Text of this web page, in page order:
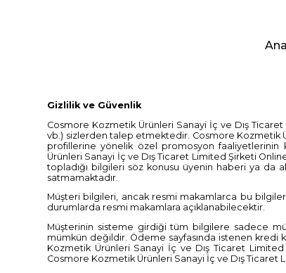
Gizlilik ve Güvenlik
Cosmore Kozmetik Ürünleri Sanayi İç ve Dış
vb.) sizlerden talep etmektedir. Cosmore Kozmetik
profillerine yönelik özel promosyon faaliyetlerinin
Ürünleri Sanayi İç ve Dış Ticaret Limited Şirketi
topladığı bilgileri söz konusu üyenin haberi ya da
satmamaktadır.
Müşteri bilgileri, ancak resmi makamlarca bu
durumlarda resmi makamlara açıklanabilecektir.
Müşterinin sisteme girdiği tüm bilgilere sadece
mümkün değildir. Ödeme sayfasında istenen kredi
Kozmetik Ürünleri Sanayi İç ve Dış Ticaret
Cosmore Kozmetik Ürünleri Sanayi İç ve Dış Ticaret